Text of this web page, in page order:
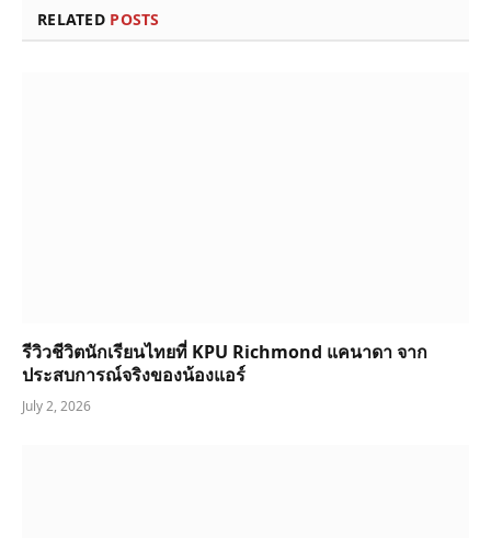
RELATED POSTS
รีวิวชีวิตนักเรียนไทยที่ KPU Richmond แคนาดา จาก
ประสบการณ์จริงของน้องแอร์
July 2, 2026